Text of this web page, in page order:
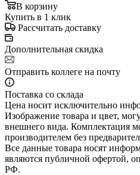
В корзину
Купить в 1 клик
Рассчитать доставку
Дополнительная скидка
Отправить коллеге на почту
Поставка со склада
Цена носит исключительно
Изображение товара и цвет,
внешнего вида. Комплектация
производителем без
Все данные товара носят
являются публичной офертой,
РФ.